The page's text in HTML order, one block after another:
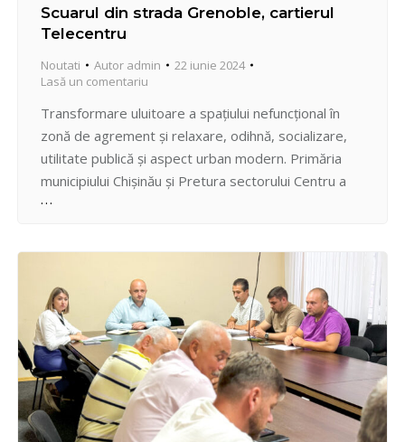
Scuarul din strada Grenoble, cartierul
Telecentru
Noutati Autor admin
22 iunie 2024
Lasă un comentariu
Transformare uluitoare a spațiului nefuncțional în
zonă de agrement și relaxare, odihnă, socializare,
utilitate publică și aspect urban modern. Primăria
municipiului Chișinău și Pretura sectorului Centru a
reabilitat integral scuarul din strada Grenoble, 106
„Nicolae Sulac”, a Spitalului Oncologic și a blocurilor